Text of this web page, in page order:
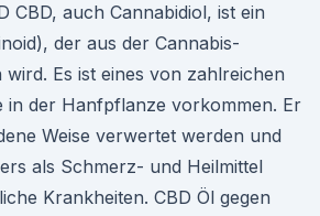
CBD, auch Cannabidiol, ist ein
der aus der Cannabis-
Es ist eines von zahlreichen
in der Hanfpflanze vorkommen. Er
Weise verwertet werden und
als Schmerz- und Heilmittel
Krankheiten. CBD Öl gegen